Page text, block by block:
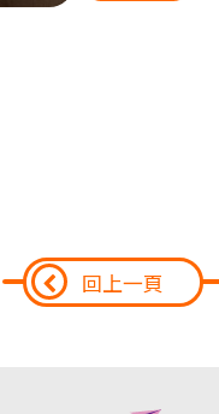
回上一頁